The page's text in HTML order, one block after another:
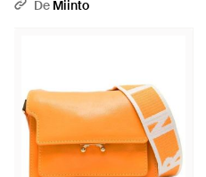
De Miinto